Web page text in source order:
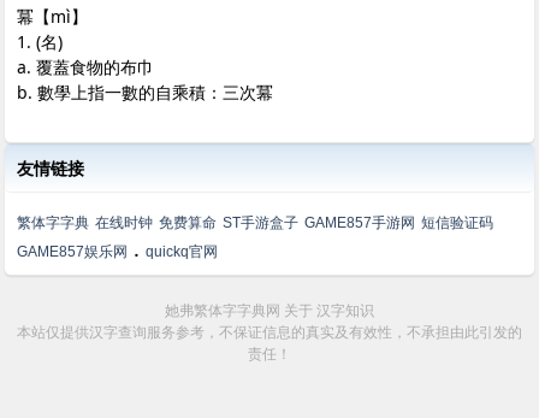
冪【mì】
1. (名)
a. 覆蓋食物的布巾
b. 數學上指一數的自乘積：三次冪
友情链接
繁体字字典 在线时钟 免费算命 ST手游盒子 GAME857手游网 短信验证码
GAME857娱乐网 .quickq官网
她弗繁体字字典网 关于 汉字知识
本站仅提供汉字查询服务参考，不保证信息的真实及有效性，不承担由此引发的
责任！